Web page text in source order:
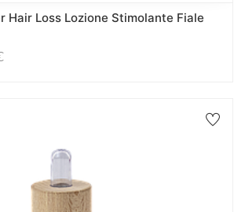
Hair Loss Lozione Stimolante Fiale